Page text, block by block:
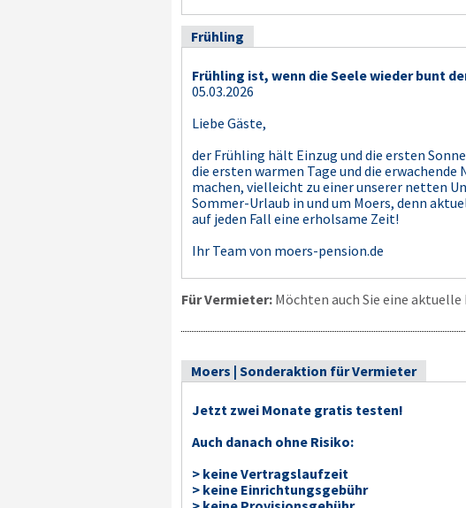
Frühling
Frühling ist, wenn die Seele wieder bunt
05.03.2026
Liebe Gäste,
der Frühling hält Einzug und die ersten
die ersten warmen Tage und die
machen, vielleicht zu einer unserer netten
Sommer-Urlaub in und um Moers, denn
auf jeden Fall eine erholsame Zeit!
Ihr Team von moers-pension.de
Für Vermieter:Möchten auch Sie eine
Moers | Sonderaktion für Vermieter
Jetzt zwei Monate gratis testen!
Auch danach ohne Risiko:
> keine Vertragslaufzeit
> keine Einrichtungsgebühr